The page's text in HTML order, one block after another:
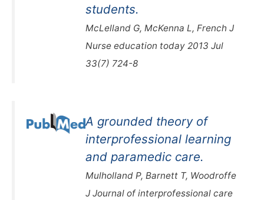
students.
McLelland G, McKenna L, French J
Nurse education today 2013 Jul
33(7) 724-8
A grounded theory of
interprofessional learning
and paramedic care.
Mulholland P, Barnett T, Woodroffe
J Journal of interprofessional care